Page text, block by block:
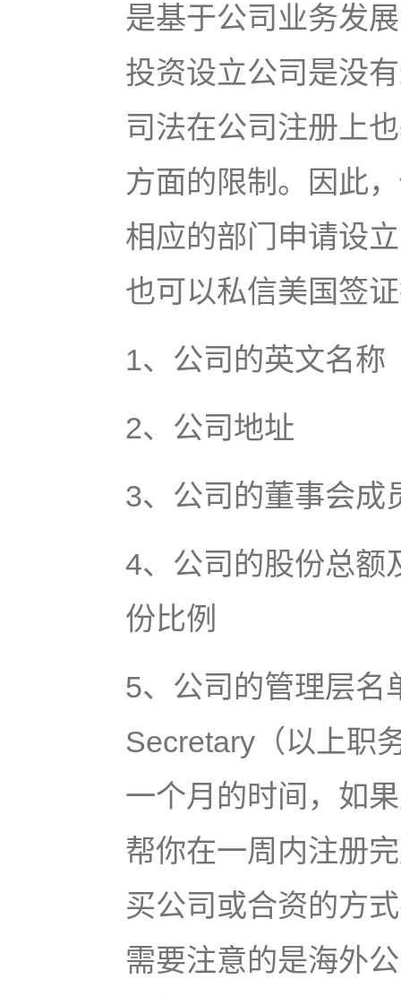
是基于公司业务发
投资设立公司是没
司法在公司注册上
方面的限制。因此
相应的部门申请设
也可以私信美国签
1、公司的英文名称
2、公司地址
3、公司的董事会
4、公司的股份总额
份比例
5、公司的管理层名
Secretary（以上职
一个月的时间，如
帮你在一周内注册
买公司或合资的方
需要注意的是海外